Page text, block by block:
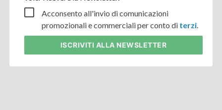
Acconsento all'invio di comunicazioni
promozionali e commerciali per conto di terzi.
ISCRIVITI ALLA NEWSLETTER